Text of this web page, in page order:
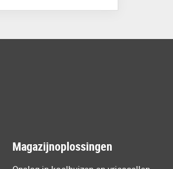
Magazijnoplossingen